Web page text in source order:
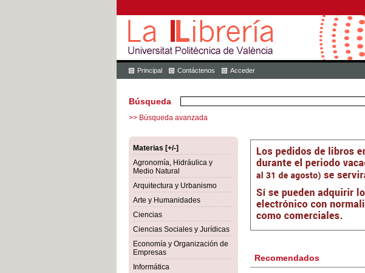
Principal Contáctenos Acceder
Búsqueda
>> Búsqueda avanzada
Materias [+/-]
Agronomía, Hidráulica y
Medio Natural
Arquitectura y Urbanismo
Arte y Humanidades
Ciencias
Ciencias Sociales y Jurídicas
Economía y Organización de
Empresas
Informática
Recomendados